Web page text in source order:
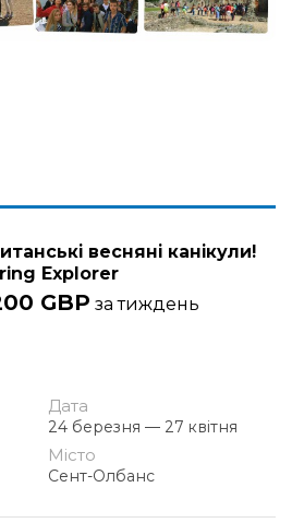
весняні канікули!
Explorer
GBP за тиждень
Дата
24 березня — 27 квітня
Місто
Сент-Олбанс